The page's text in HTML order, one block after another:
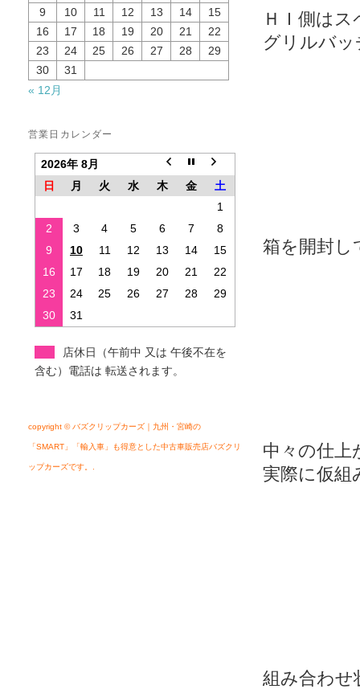
9
10 11 12 13 14
15
16
17 18 19 20 21
22
23
24 25 26 27 28
29
30
31
« 12月
営業日カレンダー
2026年 8月
日
月 火 水 木 金
土
1
2
3 4 5 6 7
8
9
10 11 12 13 14
15
16
17 18 19 20 21
22
23
24 25 26 27 28
29
30
31
店休日（午前中 又は 午後不在を
含む）電話は 転送されます。
copyright © バズクリップカーズ｜九州・宮崎の
「SMART」「輸入車」も得意とした中古車販売店バズクリ
ップカーズです。.
ＨＩ側は
グリルバ
箱を開封し
中々の仕上
実際に仮組
組み合わせ